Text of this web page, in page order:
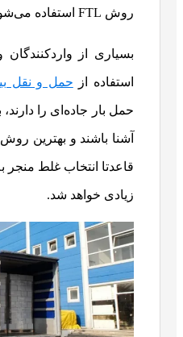
روش FTL استفاده می‌شود.
بسیاری از
استفاده از حمل و نقل
حمل بار جاده‌ای را دارند،
آشنا باشند و بهترین
قاعدتا انتخاب غلط منجر
زیادی خواهد شد.